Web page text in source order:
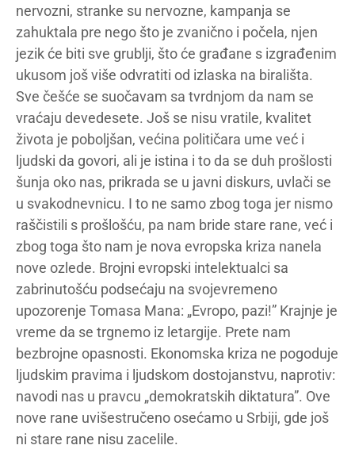
nervozni, stranke su nervozne, kampanja se
zahuktala pre nego što je zvanično i počela, njen
jezik će biti sve grublji, što će građane s izgrađenim
ukusom još više odvratiti od izlaska na birališta.
Sve češće se suočavam sa tvrdnjom da nam se
vraćaju devedesete. Još se nisu vratile, kvalitet
života je poboljšan, većina političara ume već i
ljudski da govori, ali je istina i to da se duh prošlosti
šunja oko nas, prikrada se u javni diskurs, uvlači se
u svakodnevnicu. I to ne samo zbog toga jer nismo
raščistili s prošlošću, pa nam bride stare rane, već i
zbog toga što nam je nova evropska kriza nanela
nove ozlede. Brojni evropski intelektualci sa
zabrinutošću podsećaju na svojevremeno
upozorenje Tomasa Mana: „Evropo, pazi!” Krajnje je
vreme da se trgnemo iz letargije. Prete nam
bezbrojne opasnosti. Ekonomska kriza ne pogoduje
ljudskim pravima i ljudskom dostojanstvu, naprotiv:
navodi nas u pravcu „demokratskih diktatura”. Ove
nove rane uvišestručeno osećamo u Srbiji, gde još
ni stare rane nisu zacelile.